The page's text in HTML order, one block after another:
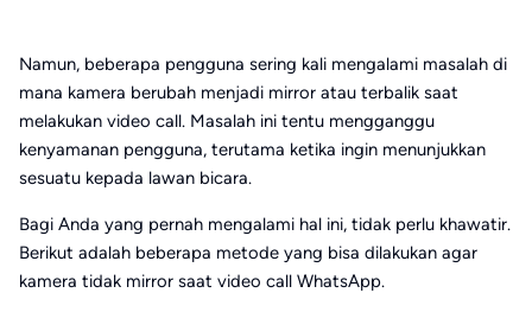
Namun, beberapa pengguna sering kali mengalami masalah di
mana kamera berubah menjadi mirror atau terbalik saat
melakukan video call. Masalah ini tentu mengganggu
kenyamanan pengguna, terutama ketika ingin menunjukkan
sesuatu kepada lawan bicara.
Bagi Anda yang pernah mengalami hal ini, tidak perlu khawatir.
Berikut adalah beberapa metode yang bisa dilakukan agar
kamera tidak mirror saat video call WhatsApp.